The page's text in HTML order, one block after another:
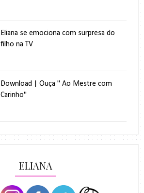
Eliana se emociona com surpresa do
filho na TV
Download | Ouça " Ao Mestre com
Carinho"
ELIANA